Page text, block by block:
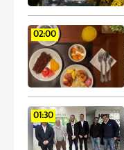
02:00
01:30